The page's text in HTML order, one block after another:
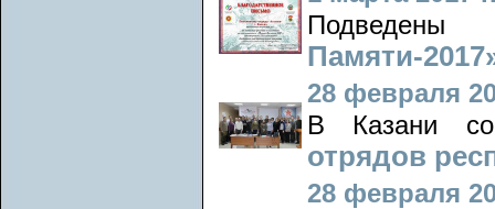
Памяти-
28 февраля
В Казани
отрядов
28 февраля